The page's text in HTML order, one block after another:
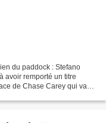
du paddock : Stefano
avoir remporté un titre
de Chase Carey qui va